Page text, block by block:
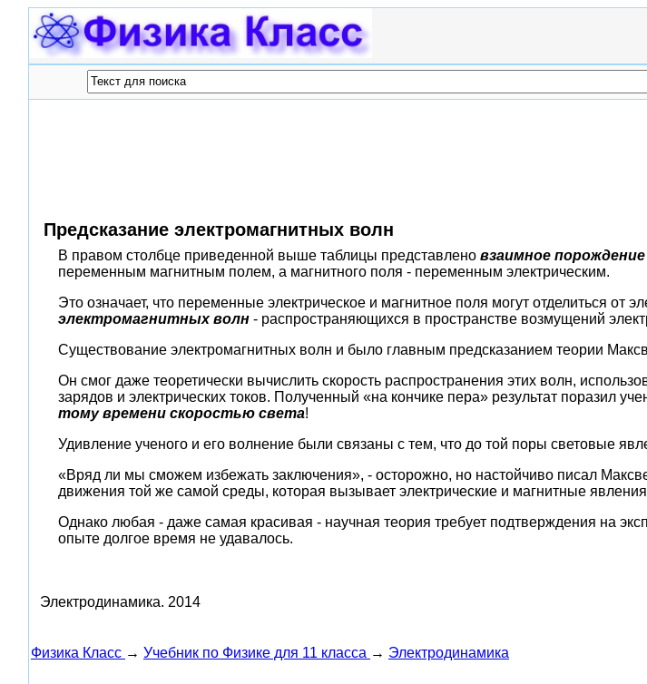
Предсказание электромагнитных волн
В правом столбце приведенной выше таблицы представлено взаимное
переменным магнитным полем, а магнитного поля - переменным электрическим.
Это означает, что переменные электрическое и магнитное поля могут отделиться от
электромагнитных волн - распространяющихся в пространстве возмущений
Существование электромагнитных волн и было главным предсказанием теории
Он смог даже теоретически вычислить скорость распространения этих волн,
зарядов и электрических токов. Полученный «на кончике пера» результат поразил
тому времени скоростью света!
Удивление ученого и его волнение были связаны с тем, что до той поры световые
«Вряд ли мы сможем избежать заключения», - осторожно, но настойчиво писал
движения той же самой среды, которая вызывает электрические и магнитные
Однако любая - даже самая красивая - научная теория требует подтверждения на
опыте долгое время не удавалось.
Электродинамика. 2014
Физика Класс → Учебник по Физике для 11 класса → Электродинамика